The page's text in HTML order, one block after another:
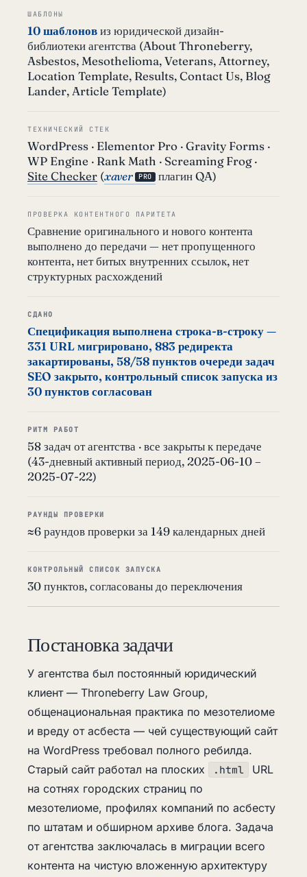
ШАБЛОНЫ
10 шаблоновиз юридической дизайн-
библиотеки агентства (About Throneberry,
Asbestos, Mesothelioma, Veterans, Attorney,
Location Template, Results, Contact Us, Blog
Lander, Article Template)
ТЕХНИЧЕСКИЙ СТЕК
WordPress · Elementor Pro · Gravity Forms ·
WP Engine · Rank Math · Screaming Frog ·
Site Checker (xaver PRO плагин QA)
ПРОВЕРКА КОНТЕНТНОГО ПАРИТЕТА
Сравнение оригинального и нового контента
выполнено до передачи — нет пропущенного
контента, нет битых внутренних ссылок, нет
структурных расхождений
СДАНО
Спецификация выполнена строка-в-строку —
331 URL мигрировано, 883 редиректа
закартированы, 58/58 пунктов очереди задач
SEO закрыто, контрольный список запуска из
30 пунктов согласован
РИТМ РАБОТ
58 задач от агентства · все закрыты к передаче
(43-дневный активный период, 2025-06-10 –
2025-07-22)
РАУНДЫ ПРОВЕРКИ
≈6 раундов проверки за 149 календарных дней
КОНТРОЛЬНЫЙ СПИСОК ЗАПУСКА
30 пунктов, согласованы до переключения
Постановка задачи
У агентства был постоянный юридический
клиент — Throneberry Law Group,
общенациональная практика по мезотелиоме
и вреду от асбеста — чей существующий сайт
на WordPress требовал полного ребилда.
Старый сайт работал на плоских
.html
URL
на сотнях городских страниц по
мезотелиоме, профилях компаний по асбесту
по штатам и обширном архиве блога. Задача
от агентства заключалась в миграции всего
контента на чистую вложенную архитектуру